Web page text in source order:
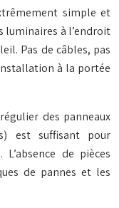
simple et
luminaires à l’endroit
Pas de câbles, pas
à la portée
des panneaux
est suffisant pour
de pièces
de pannes et les